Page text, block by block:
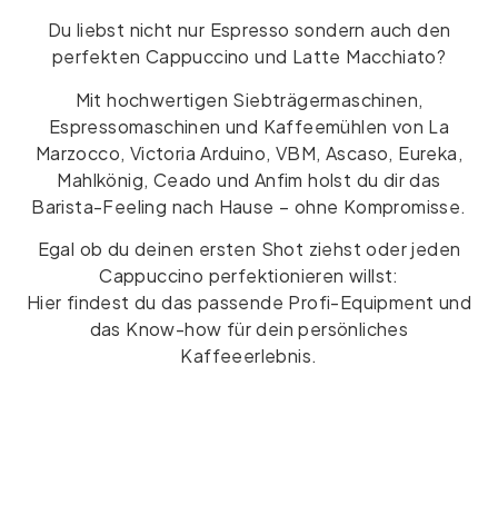
Du liebst nicht nur Espresso sondern auch den
perfekten Cappuccino und Latte Macchiato?
Mit hochwertigen Siebträgermaschinen,
Espressomaschinen und Kaffeemühlen von La
Marzocco, Victoria Arduino, VBM, Ascaso, Eureka,
Mahlkönig, Ceado und Anfim holst du dir das
Barista-Feeling nach Hause – ohne Kompromisse.
Egal ob du deinen ersten Shot ziehst oder jeden
Cappuccino perfektionieren willst:
Hier findest du das passende Profi-Equipment und
das Know-how für dein persönliches
Kaffeeerlebnis.